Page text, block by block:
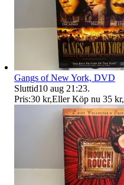
Gangs of New York, DVD
Sluttid10 aug 21:23.
Pris:30 kr,Eller Köp nu 35 kr,